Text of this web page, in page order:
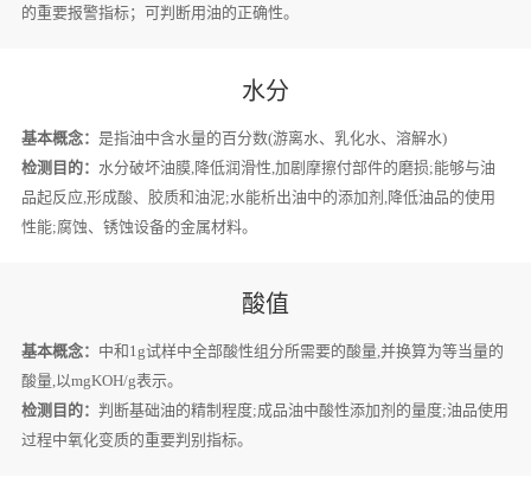
的重要报警指标；可判断用油的正确性。
水分
基本概念： 是指油中含水量的百分数(游离水、乳化水、溶解水)
检测目的： 水分破坏油膜,降低润滑性,加剧摩擦付部件的磨损;能够与油
品起反应,形成酸、胶质和油泥;水能析出油中的添加剂,降低油品的使用
性能;腐蚀、锈蚀设备的金属材料。
酸值
基本概念： 中和1g试样中全部酸性组分所需要的酸量,并换算为等当量的
酸量,以mgKOH/g表示。
检测目的： 判断基础油的精制程度;成品油中酸性添加剂的量度;油品使用
过程中氧化变质的重要判别指标。